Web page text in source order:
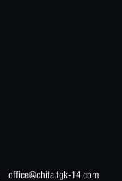
office@chita.tgk-14.com